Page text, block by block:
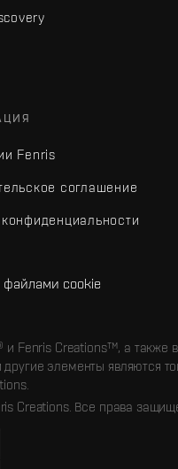
Fenris
соглашение
файлами cookie
и Fenris Creations™, а также
другие элементы являются
Creations. Все права